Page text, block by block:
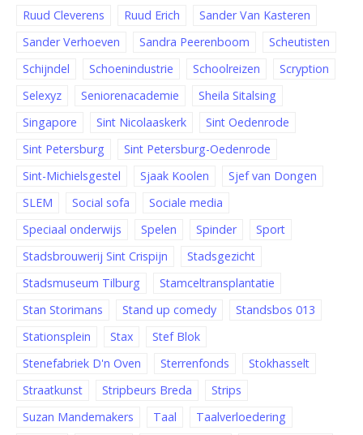
Ruud Cleverens
Ruud Erich
Sander Van Kasteren
Sander Verhoeven
Sandra Peerenboom
Scheutisten
Schijndel
Schoenindustrie Schoolreizen
Scryption
Selexyz
Seniorenacademie
Sheila Sitalsing
Singapore
Sint Nicolaaskerk
Sint Oedenrode
Sint Petersburg
Sint Petersburg-Oedenrode
Sint-Michielsgestel
Sjaak Koolen
Sjef van Dongen
SLEM
Social sofa
Sociale media
Speciaal onderwijs
Spelen Spinder
Sport
Stadsbrouwerij Sint Crispijn
Stadsgezicht
Stadsmuseum Tilburg
Stamceltransplantatie
Stan Storimans
Stand up comedy
Standsbos 013
Stationsplein
Stax
Stef Blok
Stenefabriek D'n Oven
Sterrenfonds
Stokhasselt
Straatkunst
Stripbeurs Breda
Strips
Suzan Mandemakers
Taal
Taalverloedering